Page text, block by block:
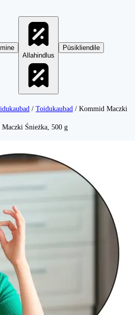
Allahindlus
Püsikliendile
/ Toidukaubad / Kommid Maczki
Śnieżka, 500 g